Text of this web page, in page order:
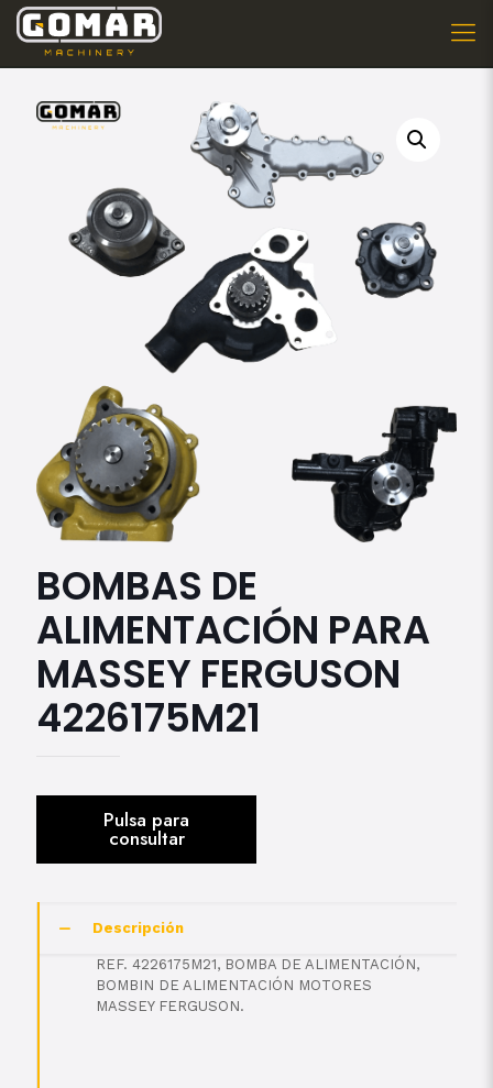
BOMBAS DE
ALIMENTACIÓN PARA
MASSEY FERGUSON
4226175M21
Descripción
REF. 4226175M21, BOMBA DE ALIMENTACIÓN,
BOMBIN DE ALIMENTACIÓN MOTORES
MASSEY FERGUSON.